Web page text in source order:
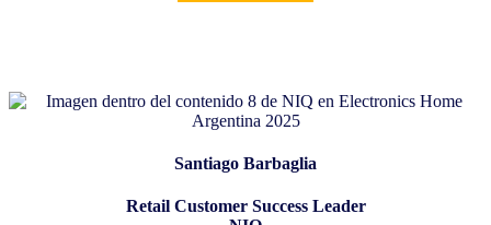
Santiago Barbaglia
Retail Customer Success Leader